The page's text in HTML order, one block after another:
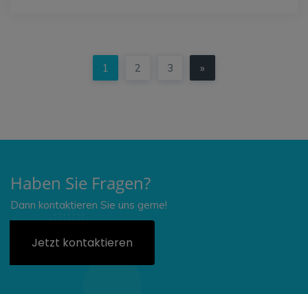
1 2 3 »
Haben Sie Fragen?
Dann kontaktieren Sie uns gerne!
Jetzt kontaktieren